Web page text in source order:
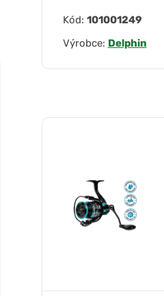
Kód: 101001249
Výrobce: Delphin